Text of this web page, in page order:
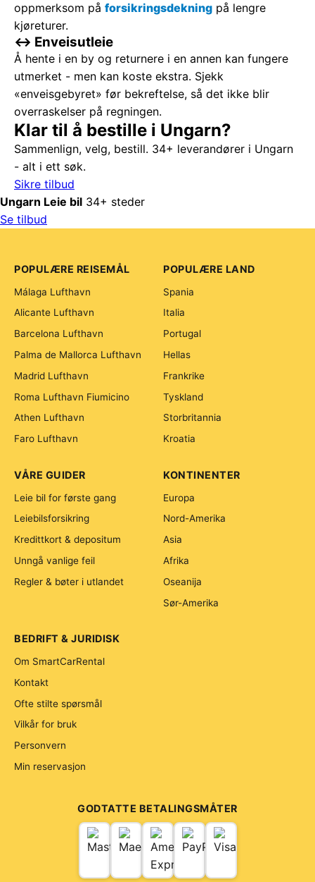
oppmerksom på forsikringsdekning på lengre
kjøreturer.
↔️ Enveisutleie
Å hente i en by og returnere i en annen kan fungere
utmerket - men kan koste ekstra. Sjekk
«enveisgebyret» før bekreftelse, så det ikke blir
overraskelser på regningen.
Klar til å bestille i Ungarn?
Sammenlign, velg, bestill. 34+ leverandører i Ungarn
- alt i ett søk.
Sikre tilbud
Ungarn Leie bil 34+ steder
Se tilbud
POPULÆRE REISEMÅL
Málaga Lufthavn
Alicante Lufthavn
Barcelona Lufthavn
Palma de Mallorca Lufthavn
Madrid Lufthavn
Roma Lufthavn Fiumicino
Athen Lufthavn
Faro Lufthavn
POPULÆRE LAND
Spania
Italia
Portugal
Hellas
Frankrike
Tyskland
Storbritannia
Kroatia
KONTINENTER
Europa
Nord-Amerika
Asia
Afrika
Oseanija
Sør-Amerika
VÅRE GUIDER
Leie bil for første gang
Leiebilsforsikring
Kredittkort & depositum
Unngå vanlige feil
Regler & bøter i utlandet
BEDRIFT & JURIDISK
Om SmartCarRental
Kontakt
Ofte stilte spørsmål
Vilkår for bruk
Personvern
Min reservasjon
GODTATTE BETALINGSMÅTER